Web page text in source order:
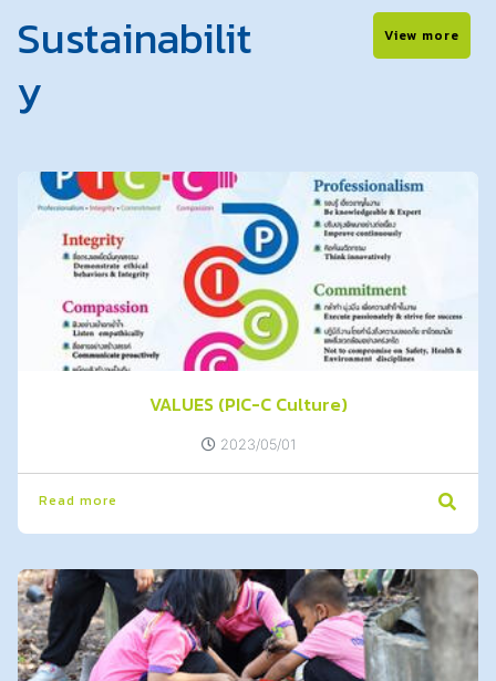
Sustainabilit
y
View more
VALUES (PIC-C Culture)
2023/05/01
Read more